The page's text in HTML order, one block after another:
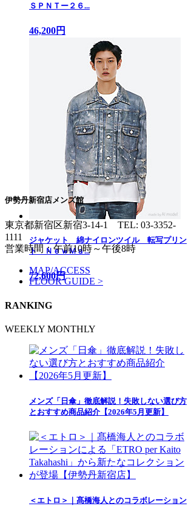
ＳＰＮＴー２６...
46,200円
ジャケット 綿ナイロンツイル 転写プリン
ト ＮｅｗＭａ...
72,600円
伊勢丹新宿店メンズ館
東京都新宿区新宿3-14-1 TEL: 03-3352-
1111
営業時間：午前10時～午後8時
MAP/ACCESS
FLOOR GUIDE >
RANKING
WEEKLY MONTHLY
メンズ「日傘」徹底解説！失敗しない選び方
とおすすめ商品紹介【2026年5月更新】
＜エトロ＞｜髙橋海人とのコラボレーション